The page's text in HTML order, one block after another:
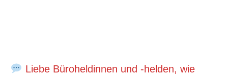
Liebe Büroheldinnen und -helden, wie